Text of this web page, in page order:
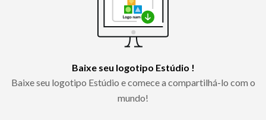
Baixe seu logotipo Estúdio !
Baixe seu logotipo Estúdio e comece a compartilhá-lo com o
mundo!